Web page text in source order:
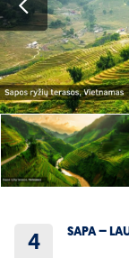
4
SAPA –